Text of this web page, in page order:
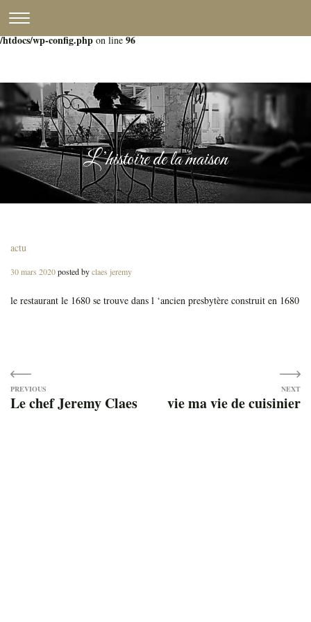
Warning
/htdocs/wp-config.phpon line96
content
CLICK
TO
TOGGLE
MENU.
L’histoire de la maison
actu
Posted
30 mars 2020posted byclaes jeremy
le restaurant le 1680 se trouve dans l ‘ancien presbytère construit en 1680
Navigation
de
Le chef Jeremy Claes vie ma vie de cuisinier